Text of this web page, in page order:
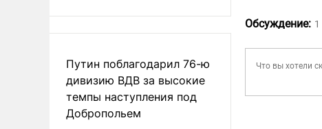
Путин поблагодарил 76-ю
дивизию ВДВ за высокие
темпы наступления под
Добропольем
Обсуждение: 1